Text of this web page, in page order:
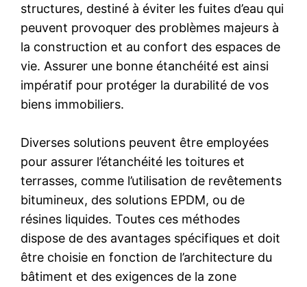
structures, destiné à éviter les fuites d’eau qui
peuvent provoquer des problèmes majeurs à
la construction et au confort des espaces de
vie. Assurer une bonne étanchéité est ainsi
impératif pour protéger la durabilité de vos
biens immobiliers.
Diverses solutions peuvent être employées
pour assurer l’étanchéité les toitures et
terrasses, comme l’utilisation de revêtements
bitumineux, des solutions EPDM, ou de
résines liquides. Toutes ces méthodes
dispose de des avantages spécifiques et doit
être choisie en fonction de l’architecture du
bâtiment et des exigences de la zone